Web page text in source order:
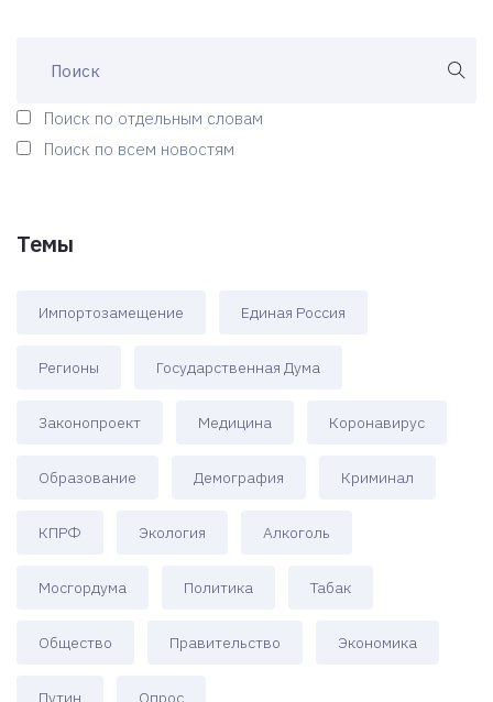
Поиск по отдельным словам
Поиск по всем новостям
Темы
Импортозамещение Единая Россия
Регионы Государственная Дума
Законопроект Медицина Коронавирус
Образование Демография Криминал
КПРФ Экология Алкоголь
Мосгордума Политика Табак
Общество Правительство Экономика
Путин Опрос